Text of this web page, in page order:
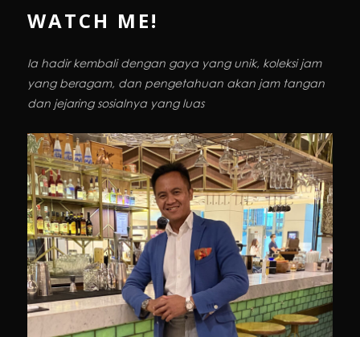
WATCH ME!
Ia hadir kembali dengan gaya yang unik, koleksi jam
yang beragam, dan pengetahuan akan jam tangan
dan jejaring sosialnya yang luas